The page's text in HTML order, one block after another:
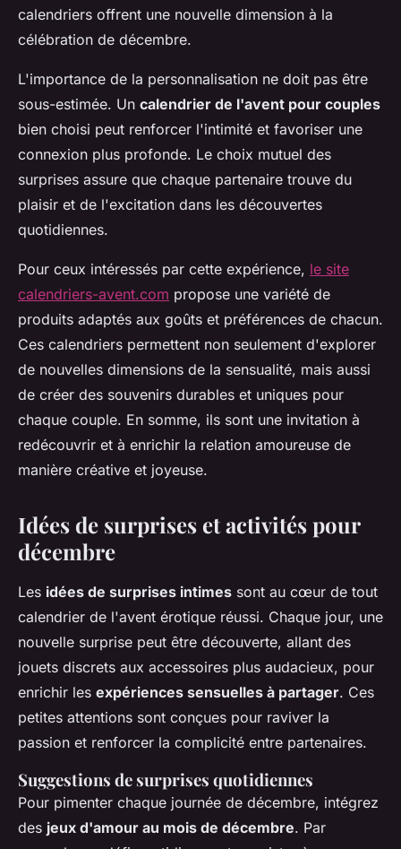
calendriers offrent une nouvelle dimension à la
célébration de décembre.
L'importance de la personnalisation ne doit pas être
sous-estimée. Un calendrier de l'avent pour couples
bien choisi peut renforcer l'intimité et favoriser une
connexion plus profonde. Le choix mutuel des
surprises assure que chaque partenaire trouve du
plaisir et de l'excitation dans les découvertes
quotidiennes.
Pour ceux intéressés par cette expérience, le site
calendriers-avent.com propose une variété de
produits adaptés aux goûts et préférences de chacun.
Ces calendriers permettent non seulement d'explorer
de nouvelles dimensions de la sensualité, mais aussi
de créer des souvenirs durables et uniques pour
chaque couple. En somme, ils sont une invitation à
redécouvrir et à enrichir la relation amoureuse de
manière créative et joyeuse.
Idées de surprises et activités pour
décembre
Les idées de surprises intimes sont au cœur de tout
calendrier de l'avent érotique réussi. Chaque jour, une
nouvelle surprise peut être découverte, allant des
jouets discrets aux accessoires plus audacieux, pour
enrichir les expériences sensuelles à partager. Ces
petites attentions sont conçues pour raviver la
passion et renforcer la complicité entre partenaires.
Suggestions de surprises quotidiennes
Pour pimenter chaque journée de décembre, intégrez
des jeux d'amour au mois de décembre. Par